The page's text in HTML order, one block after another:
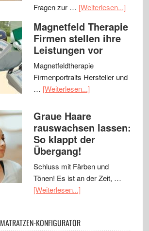
Fragen zur … [Weiterlesen...]
Magnetfeld Therapie
Firmen stellen ihre
Leistungen vor
Magnetfeldtherapie
Firmenportraits Hersteller und
… [Weiterlesen...]
Graue Haare
rauswachsen lassen:
So klappt der
Übergang!
Schluss mit Färben und
Tönen! Es ist an der Zeit, …
[Weiterlesen...]
MATRATZEN-KONFIGURATOR